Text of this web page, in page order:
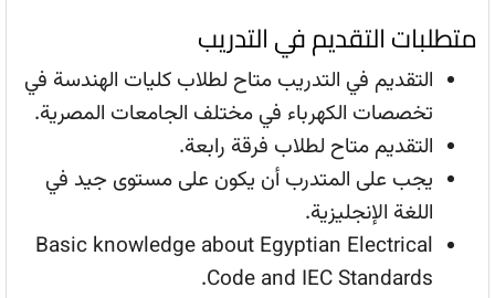
متطلبات التقديم في التدريب
التقديم في التدريب متاح لطلاب كليات الهندسة في
تخصصات الكهرباء في مختلف الجامعات المصرية.
التقديم متاح لطلاب فرقة رابعة.
يجب على المتدرب أن يكون على مستوى جيد في
اللغة الإنجليزية.
Basic knowledge about Egyptian Electrical
Code and IEC Standards.